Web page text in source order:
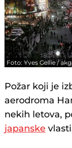
Foto: Yves Gellie /
Požar koji je
aerodroma
nekih letova,
japanske